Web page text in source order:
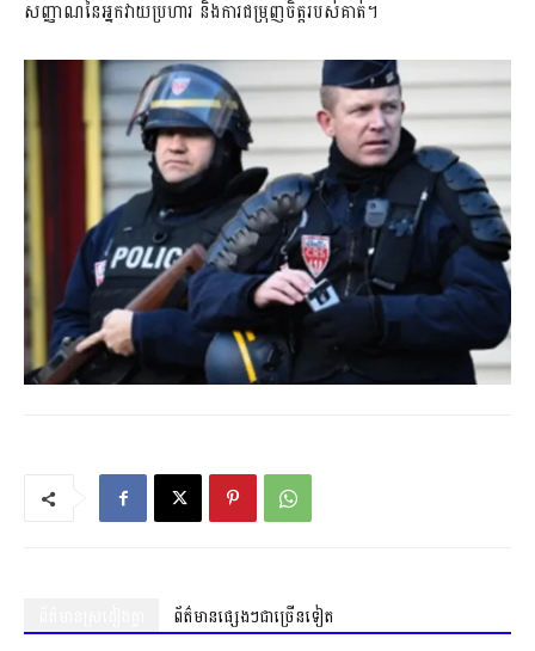
សញ្ញាណនៃអ្នកវាយប្រហារ និងការជម្រុញចិត្តរបស់គាត់។
ព័ត៌មានផ្សេងៗជាច្រើនទៀត